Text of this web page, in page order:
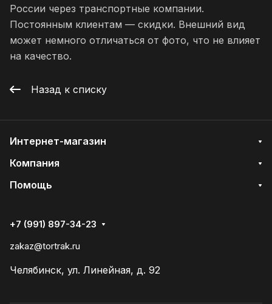
России через транспортные компании.
Постоянным клиентам — скидки. Внешний вид
может немного отличаться от фото, что не влияет
на качество.
Назад к списку
Интернет-магазин
Компания
Помощь
+7 (991) 897-34-23
zakaz@tortrak.ru
Челябинск, ул. Линейная, д. 92